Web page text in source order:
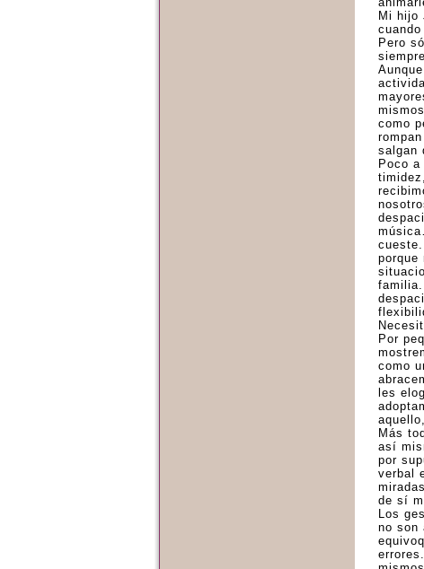
Mi hijo
Pero
como
salgan
Poco
porque
Por
como
les
Más
así
por
verbal
de sí
Los
no son